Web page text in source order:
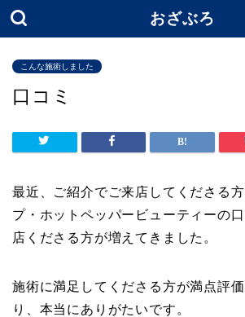
おざぶろ
こんな施術しました
口コミ
最近、ご紹介でご来店してくださる
プ・ホットペッパービューティーの
店くださる方が増えてきました。
施術に満足してくださる方が満点評
り、本当にありがたいです。